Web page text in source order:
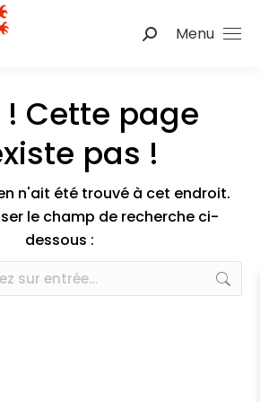
Menu
Recherche
! Cette page
pas !
n'ait été trouvé à cet endroit.
le champ de recherche ci-
dessous :